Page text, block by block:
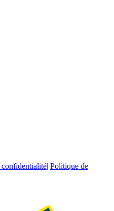
| Politique de